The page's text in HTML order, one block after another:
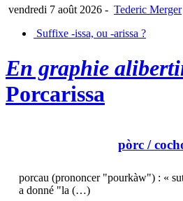
vendredi 7 août 2026 - Tederic Merger
Suffixe -issa, ou -arissa ?
En graphie
Porcarissa
pòrc /
porcau (prononcer "pourkàw") : «
a donné "la (…)